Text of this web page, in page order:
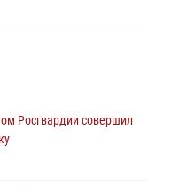
для участников сбора
Росгвардии совершил